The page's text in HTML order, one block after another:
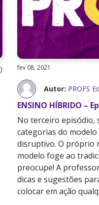
) fev 08, 2021
Autor: PROFS
ENSINO HÍBRIDO –
No terceiro episódio,
categorias do
disruptivo. O próprio
modelo foge ao
preocupe! A
dicas e sugestões
colocar em ação